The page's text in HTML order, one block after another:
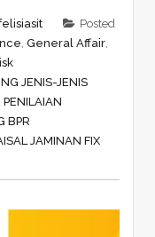
Posted
, General Affair,
JENIS-JENIS
BPR
JAMINAN FIX